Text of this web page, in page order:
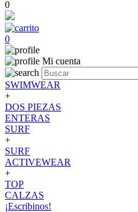
0
0
Mi cuenta
SWIMWEAR
+
DOS PIEZAS
ENTERAS
SURF
+
SURF
ACTIVEWEAR
+
TOP
CALZAS
¡Escribinos!